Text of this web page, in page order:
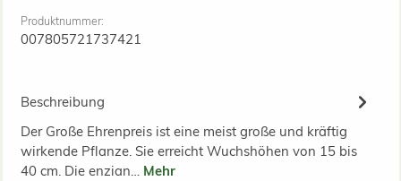
Produktnummer:
007805721737421
Beschreibung
Der Große Ehrenpreis ist eine meist große und kräftig
wirkende Pflanze. Sie erreicht Wuchshöhen von 15 bis
40 cm. Die enzian… Mehr